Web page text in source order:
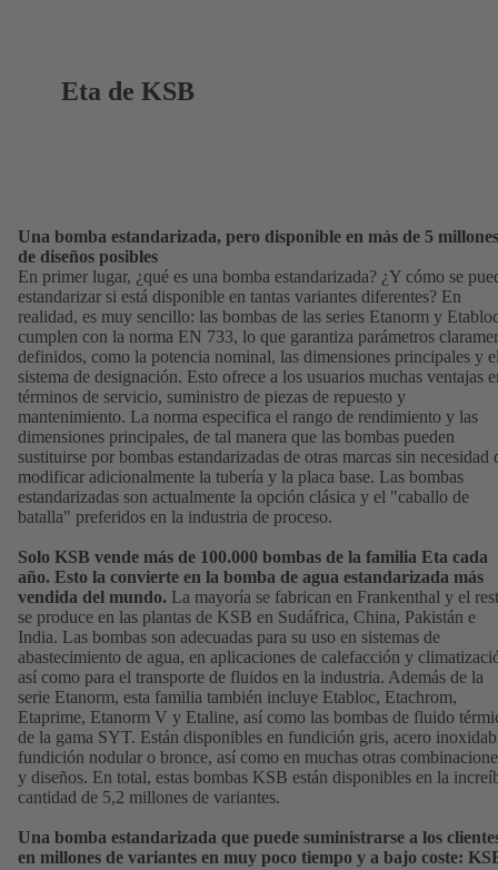
Eta de KSB
Una bomba estandarizada, pero disponible en más de 5 millones
de diseños posibles
En primer lugar, ¿qué es una bomba estandarizada? ¿Y cómo se
estandarizar si está disponible en tantas variantes diferentes? En
realidad, es muy sencillo: las bombas de las series Etanorm y
cumplen con la norma EN 733, lo que garantiza parámetros
definidos, como la potencia nominal, las dimensiones principales y
sistema de designación. Esto ofrece a los usuarios muchas ventajas
términos de servicio, suministro de piezas de repuesto y
mantenimiento. La norma especifica el rango de rendimiento y las
dimensiones principales, de tal manera que las bombas pueden
sustituirse por bombas estandarizadas de otras marcas sin necesidad
modificar adicionalmente la tubería y la placa base. Las bombas
estandarizadas son actualmente la opción clásica y el "caballo de
batalla" preferidos en la industria de proceso.
Solo KSB vende más de 100.000 bombas de la familia Eta cada
año. Esto la convierte en la bomba de agua estandarizada más
vendida del mundo. La mayoría se fabrican en Frankenthal y el
se produce en las plantas de KSB en Sudáfrica, China, Pakistán e
India. Las bombas son adecuadas para su uso en sistemas de
abastecimiento de agua, en aplicaciones de calefacción y
así como para el transporte de fluidos en la industria. Además de la
serie Etanorm, esta familia también incluye Etabloc, Etachrom,
Etaprime, Etanorm V y Etaline, así como las bombas de fluido
de la gama SYT. Están disponibles en fundición gris, acero
fundición nodular o bronce, así como en muchas otras
y diseños. En total, estas bombas KSB están disponibles en la
cantidad de 5,2 millones de variantes.
Una bomba estandarizada que puede suministrarse a los
en millones de variantes en muy poco tiempo y a bajo coste: